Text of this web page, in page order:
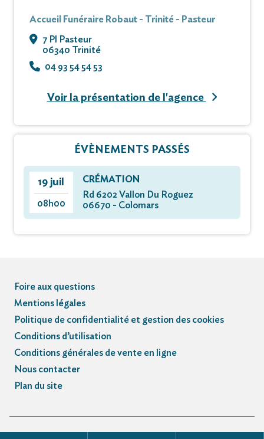
Accueil Funéraire Robaut - Trinité - Pasteur
7 Pl Pasteur
06340 Trinité
04 93 54 54 53
Voir la présentation de l'agence
ÉVÈNEMENTS PASSÉS
19 juil
08h00
CRÉMATION
Rd 6202 Vallon Du Roguez
06670 - Colomars
Foire aux questions
Mentions légales
Politique de confidentialité et gestion des cookies
Conditions d’utilisation
Conditions générales de vente en ligne
Nous contacter
Plan du site